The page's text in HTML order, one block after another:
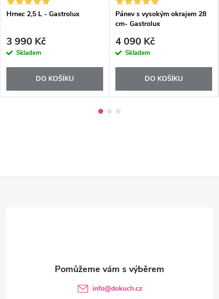
Hrnec 2,5 L - Gastrolux
3 990 Kč
Skladem
DO KOŠÍKU
Pánev s vysokým okrajem 28
cm- Gastrolux
4 090 Kč
Skladem
DO KOŠÍKU
info@dokuch.cz